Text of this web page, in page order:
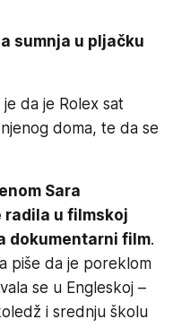
sumnja u pljačku
da je Rolex sat
doma, te da se
Sara
radila u filmskoj
dokumentarni film.
piše da je poreklom
se u Engleskoj –
i srednju školu